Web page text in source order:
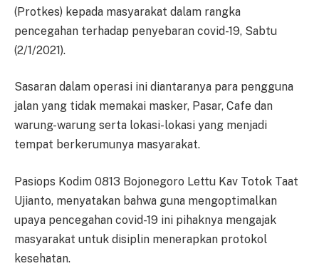
(Protkes) kepada masyarakat dalam rangka
pencegahan terhadap penyebaran covid-19, Sabtu
(2/1/2021).
Sasaran dalam operasi ini diantaranya para pengguna
jalan yang tidak memakai masker, Pasar, Cafe dan
warung-warung serta lokasi-lokasi yang menjadi
tempat berkerumunya masyarakat.
Pasiops Kodim 0813 Bojonegoro Lettu Kav Totok Taat
Ujianto, menyatakan bahwa guna mengoptimalkan
upaya pencegahan covid-19 ini pihaknya mengajak
masyarakat untuk disiplin menerapkan protokol
kesehatan.